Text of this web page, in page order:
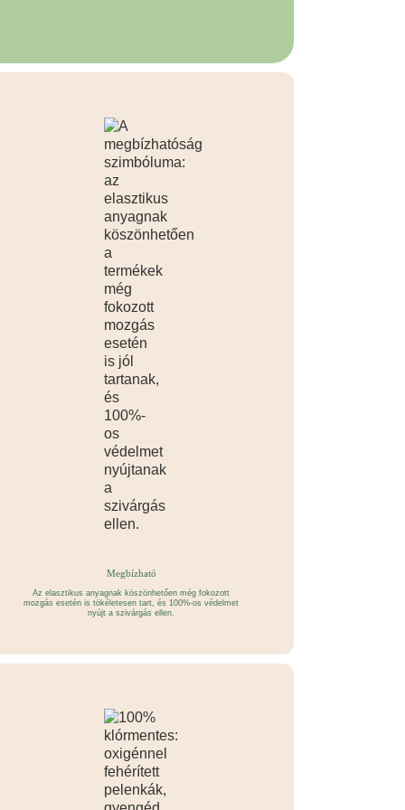
Megbízható
Az elasztikus anyagnak köszönhetően még fokozott
mozgás esetén is tökéletesen tart, és 100%-os védelmet
nyújt a szivárgás ellen.